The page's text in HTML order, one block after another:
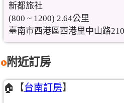
新都旅社
(800 ~ 1200) 2.64公里
臺南市西港區西港里中山路
附近訂房
🏠【台南訂房】